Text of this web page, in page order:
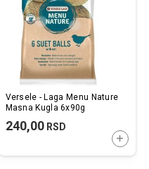
U KORPU
Versele - Laga Menu Nature
Masna Kugla 6x90g
240,00RSD